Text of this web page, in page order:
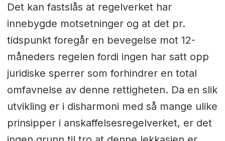
Det kan fastslås at regelverket har
innebygde motsetninger og at det pr.
tidspunkt foregår en bevegelse mot 12-
måneders regelen fordi ingen har satt opp
juridiske sperrer som forhindrer en total
omfavnelse av denne rettigheten. Da en slik
utvikling er i disharmoni med så mange ulike
prinsipper i anskaffelsesregelverket, er det